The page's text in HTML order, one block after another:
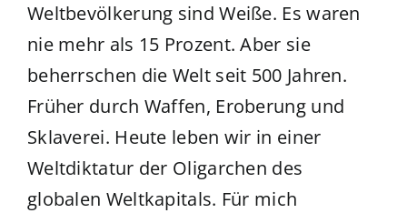
Weltbevölkerung sind Weiße. Es waren
nie mehr als 15 Prozent. Aber sie
beherrschen die Welt seit 500 Jahren.
Früher durch Waffen, Eroberung und
Sklaverei. Heute leben wir in einer
Weltdiktatur der Oligarchen des
globalen Weltkapitals. Für mich